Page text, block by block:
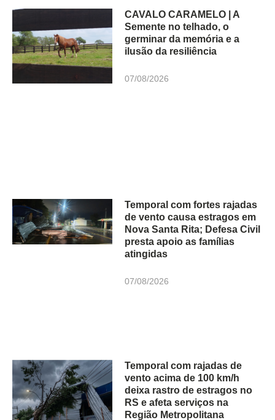
CAVALO CARAMELO | A
Semente no telhado, o
germinar da memória e a
ilusão da resiliência
07/08/2026
Temporal com fortes rajadas
de vento causa estragos em
Nova Santa Rita; Defesa Civil
presta apoio as famílias
atingidas
07/08/2026
Temporal com rajadas de
vento acima de 100 km/h
deixa rastro de estragos no
RS e afeta serviços na
Região Metropolitana